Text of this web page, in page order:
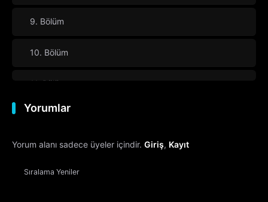
9. Bölüm
10. Bölüm
11. Bölüm
12. Bölüm
13. Bölüm
14. Bölüm
Yorumlar
Yorum alanı sadece üyeler içindir. Giriş, Kayıt
Sıralama Yeniler